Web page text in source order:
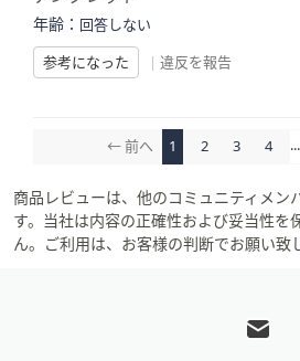
年齢： 回答しない
参考になった
| 違反を報告
← 前へ 1 2 3 4 ...
商品レビューは、他のコミュニティメン
す。当社は内容の正確性および妥当性を
ん。ご利用は、お客様の判断でお願い致